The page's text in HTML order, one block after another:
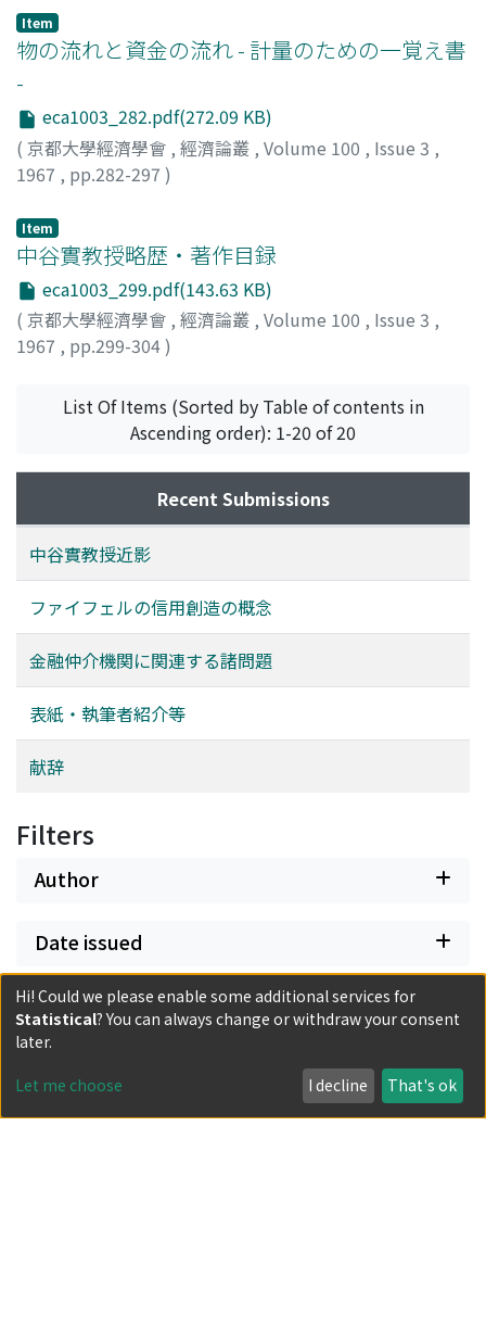
Item
物の流れと資金の流れ - 計量のための一覚え書
-
eca1003_282.pdf(272.09 KB)
( 京都大學經濟學會 , 經濟論叢 , Volume 100 , Issue 3 ,
1967 , pp.282-297 )
Item
中谷實教授略歴・著作目録
eca1003_299.pdf(143.63 KB)
( 京都大學經濟學會 , 經濟論叢 , Volume 100 , Issue 3 ,
1967 , pp.299-304)
List Of Items (Sorted by Table of contents in
Ascending order): 1-20 of 20
Recent Submissions
中谷實教授近影
ファイフェルの信用創造の概念
金融仲介機関に関連する諸問題
表紙・執筆者紹介等
献辞
Filters
Author
Date issued
Classification
Hi! Could we please enable some additional services for
Statistical? You can always change or withdraw your consent
later.
Let me choose I decline That's ok